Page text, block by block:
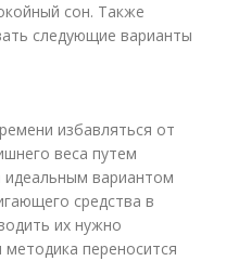
сон. Также
следующие варианты
избавляться от
веса путем
идеальным вариантом
средства в
их нужно
переносится